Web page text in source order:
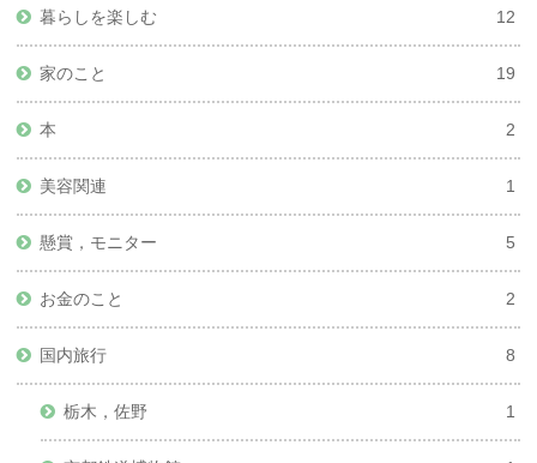
暮らしを楽しむ 12
家のこと 19
本 2
美容関連 1
懸賞，モニター 5
お金のこと 2
国内旅行 8
栃木，佐野 1